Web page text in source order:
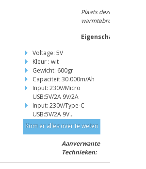
Plaats deze niet in de
warmtebronnen
Eigenschappen
Voltage: 5V
Kleur : wit
Gewicht: 600gr
Capaciteit 30.000m/Ah
Input: 230V/Micro
USB:5V/2A 9V/2A
Input: 230V/Type-C
USB:5V/2A 9V...
Kom er alles over te weten
Aanverwante
Technieken: